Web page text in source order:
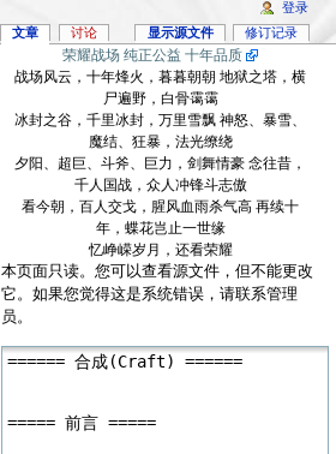
荣耀战场 纯正公益 十年品质
战场风云，十年烽火，暮暮朝朝 地狱之塔，横
尸遍野，白骨霭霭
冰封之谷，千里冰封，万里雪飘 神怒、暴雪、
魔结、狂暴，法光缭绕
夕阳、超巨、斗斧、巨力，剑舞情豪 念往昔，
千人国战，众人冲锋斗志傲
看今朝，百人交戈，腥风血雨杀气高 再续十
年，蝶花岂止一世缘
忆峥嵘岁月，还看荣耀
本页面只读。您可以查看源文件，但不能更改
它。如果您觉得这是系统错误，请联系管理
员。
文章 讨论 显示源文件 修订记录
登录